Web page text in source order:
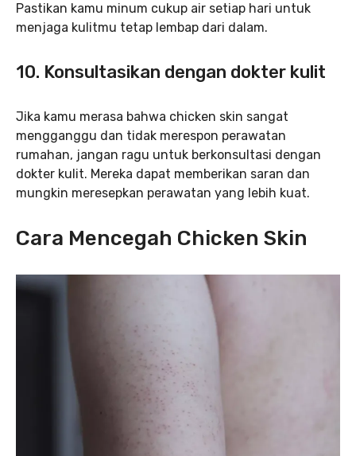
Pastikan kamu minum cukup air setiap hari untuk
menjaga kulitmu tetap lembap dari dalam.
10. Konsultasikan dengan dokter kulit
Jika kamu merasa bahwa chicken skin sangat
mengganggu dan tidak merespon perawatan
rumahan, jangan ragu untuk berkonsultasi dengan
dokter kulit. Mereka dapat memberikan saran dan
mungkin meresepkan perawatan yang lebih kuat.
Cara Mencegah Chicken Skin